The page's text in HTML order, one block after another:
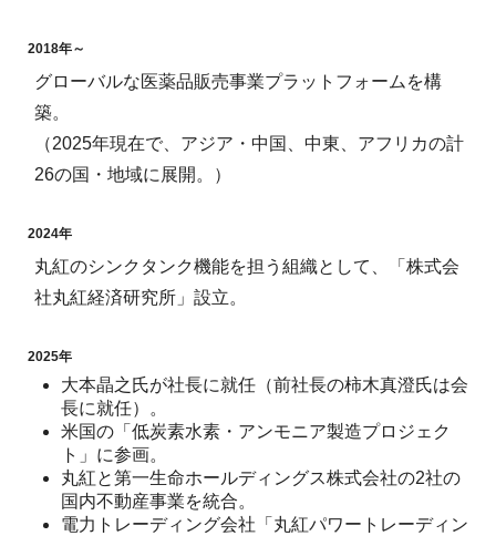
2018年～
グローバルな医薬品販売事業プラットフォームを構
築。
（2025年現在で、アジア・中国、中東、アフリカの計
26の国・地域に展開。）
2024年
丸紅のシンクタンク機能を担う組織として、「株式会
社丸紅経済研究所」設立。
2025年
大本晶之氏が社長に就任（前社長の柿木真澄氏は会
長に就任）。
米国の「低炭素水素・アンモニア製造プロジェク
ト」に参画。
丸紅と第一生命ホールディングス株式会社の2社の
国内不動産事業を統合。
電力トレーディング会社「丸紅パワートレーディン